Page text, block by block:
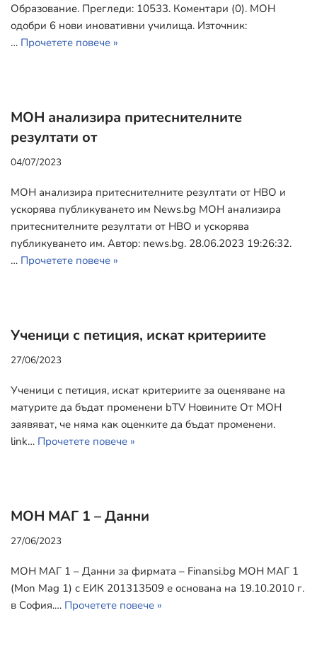
Образование. Прегледи: 10533. Коментари (0). МОН
одобри 6 нови иновативни училища. Източник:
… Прочетете повече »
МОН анализира притеснителните
резултати от
04/07/2023
МОН анализира притеснителните резултати от НВО и
ускорява публикуването им News.bg МОН анализира
притеснителните резултати от НВО и ускорява
публикуването им. Автор: news.bg. 28.06.2023 19:26:32.
… Прочетете повече »
Ученици с петиция, искат критериите
27/06/2023
Ученици с петиция, искат критериите за оценяване на
матурите да бъдат променени bTV Новините От МОН
заявяват, че няма как оценките да бъдат променени.
link… Прочетете повече »
МОН МАГ 1 – Данни
27/06/2023
МОН МАГ 1 – Данни за фирмата – Finansi.bg МОН МАГ 1
(Mon Mag 1) с ЕИК 201313509 е основана на 19.10.2010 г.
в София.… Прочетете повече »